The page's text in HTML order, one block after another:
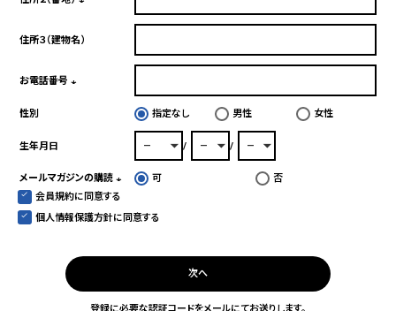
須)
住所３（建物名）
お電話番号
性別 指定なし 男性 女性
生年月日
メールマガジンの購読
(必
須)
可
否
会員規約に同意する
個人情報保護方針に同意する
次へ